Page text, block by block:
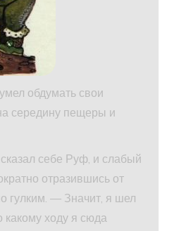
обдумать свои
середину пещеры и
себе Руф, и слабый
отразившись от
гулким. — Значит, я шел
какому ходу я сюда